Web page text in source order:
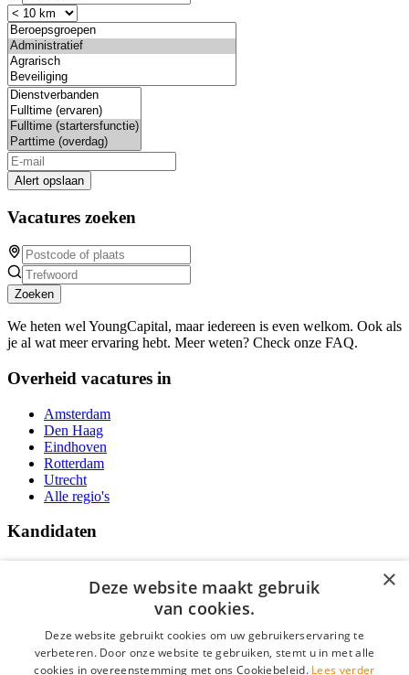
Alert opslaan
Vacatures zoeken
Zoeken
We heten wel YoungCapital, maar iedereen is even welkom. Ook als
je al wat meer ervaring hebt. Meer weten? Check onze FAQ.
Overheid vacatures in
Amsterdam
Den Haag
Eindhoven
Rotterdam
Utrecht
Alle regio's
Kandidaten
Vacatures
Over Vacatures Overheid Online
YoungCapital IOS App
YoungCapital Android App
×
Deze website maakt gebruik
van cookies.
Deze website gebruikt cookies om uw gebruikerservaring te
verbeteren. Door onze website te gebruiken, stemt u in met alle
cookies in overeenstemming met ons Cookiebeleid. Lees verder